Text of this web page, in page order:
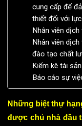
cung cấp để
thiết đối với
Nhân viên
Nhân viên
đào tạo chất
Kiểm kê tài
Báo cáo sự
Những biệt thự
được chủ nhà đầu